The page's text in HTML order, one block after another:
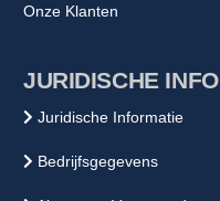
Onze Klanten
JURIDISCHE INFO
Juridische Informatie
Bedrijfsgegevens